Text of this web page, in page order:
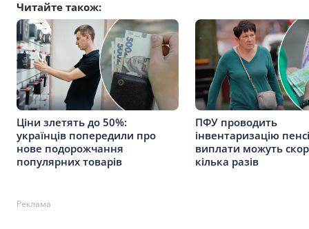
Читайте також:
Ціни злетять до 50%:
українців попередили про
нове подорожчання
популярних товарів
ПФУ проводить
інвентаризацію
виплати можуть
кілька разів
Реклама